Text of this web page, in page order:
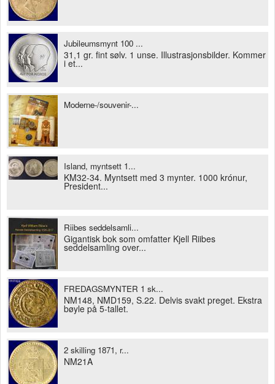
Jubileumsmynt 100 ...
31,1 gr. fint sølv. 1 unse. Illustrasjonsbilder. Kommer
i et...
Moderne-/souvenir-...
Island, myntsett 1...
KM32-34. Myntsett med 3 mynter. 1000 krónur,
President...
Riibes seddelsamli...
Gigantisk bok som omfatter Kjell Riibes
seddelsamling over...
FREDAGSMYNTER 1 sk...
NM148, NMD159, S.22. Delvis svakt preget. Ekstra
bøyle på 5-tallet.
2 skilling 1871, r...
NM21A